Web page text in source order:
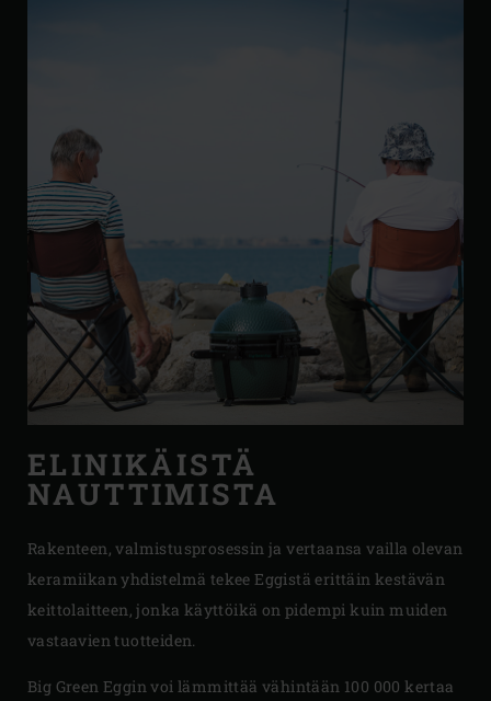
ELINIKÄISTÄ
NAUTTIMISTA
Rakenteen, valmistusprosessin ja vertaansa vailla olevan
keramiikan yhdistelmä tekee Eggistä erittäin kestävän
keittolaitteen, jonka käyttöikä on pidempi kuin muiden
vastaavien tuotteiden.
Big Green Eggin voi lämmittää vähintään 100 000 kertaa